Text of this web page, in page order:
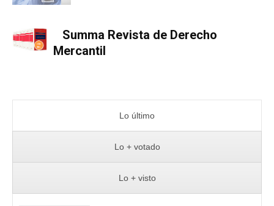
Summa Revista de Derecho
Mercantil
Lo último
Lo + votado
Lo + visto